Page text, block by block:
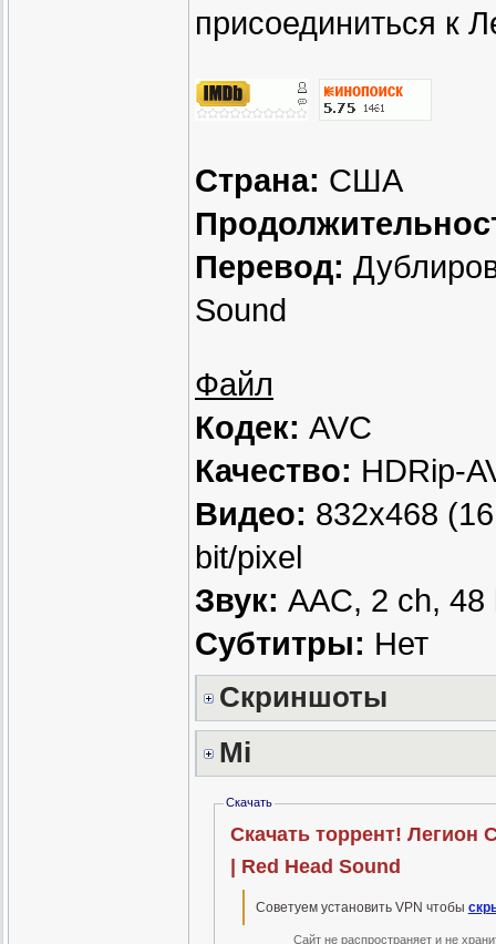
присоединиться к
Страна: США
Перевод:
Sound
Файл
Кодек: AVC
Качество: HDRip-
Видео: 832x468
bit/pixel
Звук: AAC, 2 ch,
Субтитры: Нет
Скриншоты
Mi
Скачать
Скачать торрент! Легион
| Red Head Sound
Советуем установить VPN чтобы
Сайт не распространяет и не